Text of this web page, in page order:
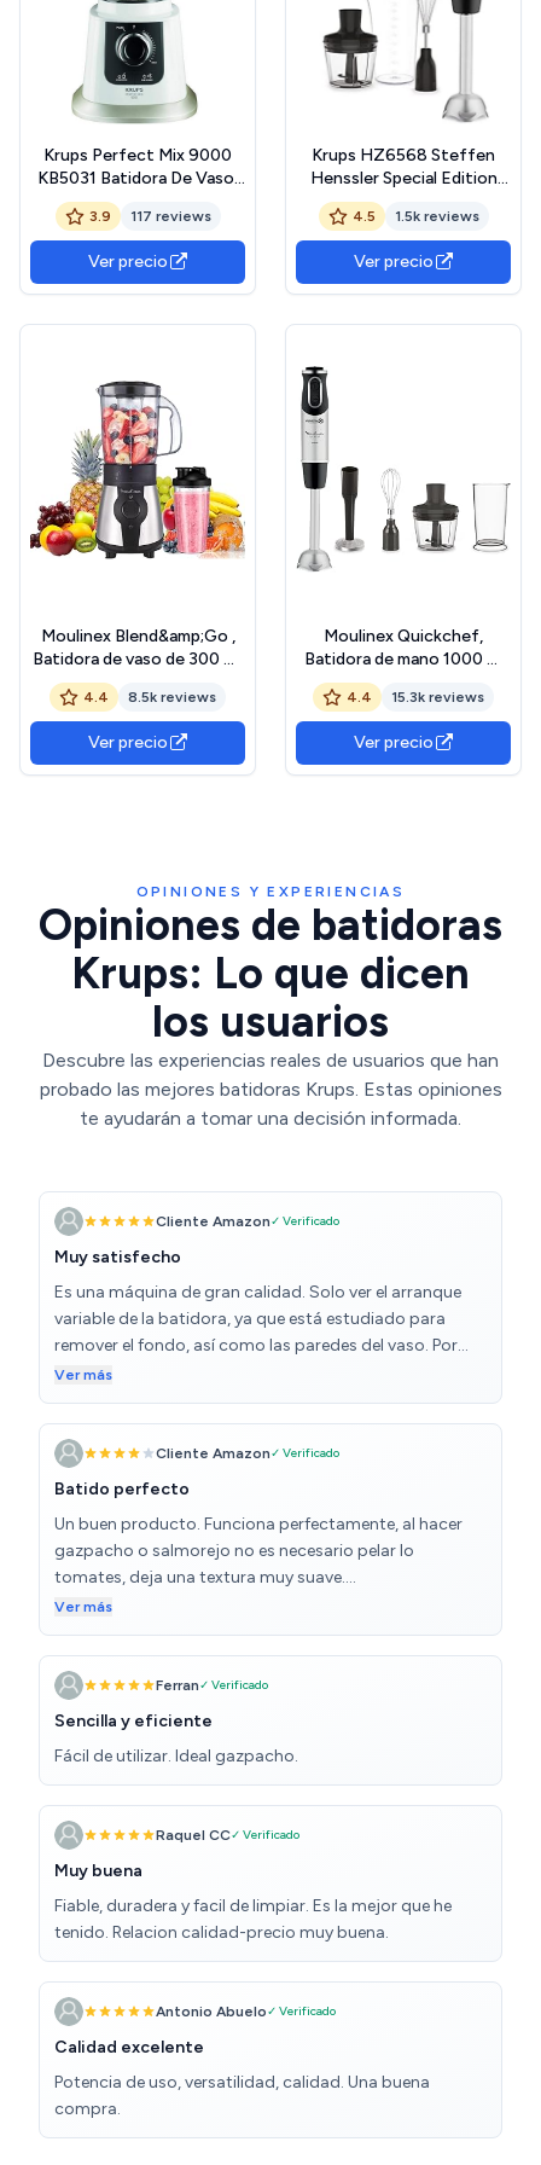
Krups Perfect Mix 9000
KB5031 Batidora De Vaso,
850 W, 1.5 L, Acero
Inoxidable/Vidrio,
Transparente/Blanco
3.9 117 reviews
Ver precio
Krups HZ6568 Steffen
Henssler Special Edition
Batidora de vaso con
picadora de 500 ml, vaso
medidor de 800 ml, 1000 W,
4 cuchillas extraafiladas,
tecnología Powelix, acero
4.5 1.5k reviews
Ver precio
Moulinex Blend&amp;Go ,
Batidora de vaso de 300 W,
con jarra de 1,3 L y botella
de plástico de 750 ml, 4
cuchillas extraíbles,
acabado acero inoxidable,
LM1B1D
4.4 8.5k reviews
Ver precio
Moulinex Quickchef,
Batidora de mano 1000 W
con 4 accesorios, 10
velocidades, accesorio
pasapuré, picadora, varillas,
vaso medidor y pie
metálico, cuchillas de acero
4.4 15.3k reviews
Ver precio
OPINIONES Y EXPERIENCIAS
Opiniones de batidoras
Krups: Lo que dicen
los usuarios
Descubre las experiencias reales de usuarios que han
probado las mejores batidoras Krups. Estas opiniones
te ayudarán a tomar una decisión informada.
Cliente Amazon✓ Verificado
Muy satisfecho
Es una máquina de gran calidad. Solo ver el arranque
variable de la batidora, ya que está estudiado para
remover el fondo, así como las paredes del vaso. Por
algo cuesta más que una batidora normal, la
tecnología hay que pagarla.
Ver más
Cliente Amazon✓ Verificado
Batido perfecto
Un buen producto. Funciona perfectamente, al hacer
gazpacho o salmorejo no es necesario pelar lo
tomates, deja una textura muy suave.
Lamentablemente se ma ha averiado al año y dos
meses, de repente no enciende sin ningún motivo
aparente, ahora está en reparación, estoy a la espera de
la devolución del producto. Una vez reparado funciona
perfectamente.
Ver más
Ferran✓ Verificado
Sencilla y eficiente
Fácil de utilizar. Ideal gazpacho.
Raquel CC✓ Verificado
Muy buena
Fiable, duradera y facil de limpiar. Es la mejor que he
tenido. Relacion calidad-precio muy buena.
Antonio Abuelo✓ Verificado
Calidad excelente
Potencia de uso, versatilidad, calidad. Una buena
compra.